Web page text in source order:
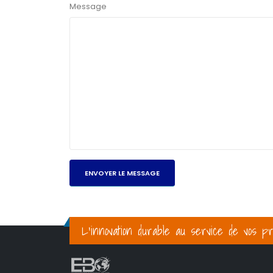
Message
L’innovation durable au service de vos